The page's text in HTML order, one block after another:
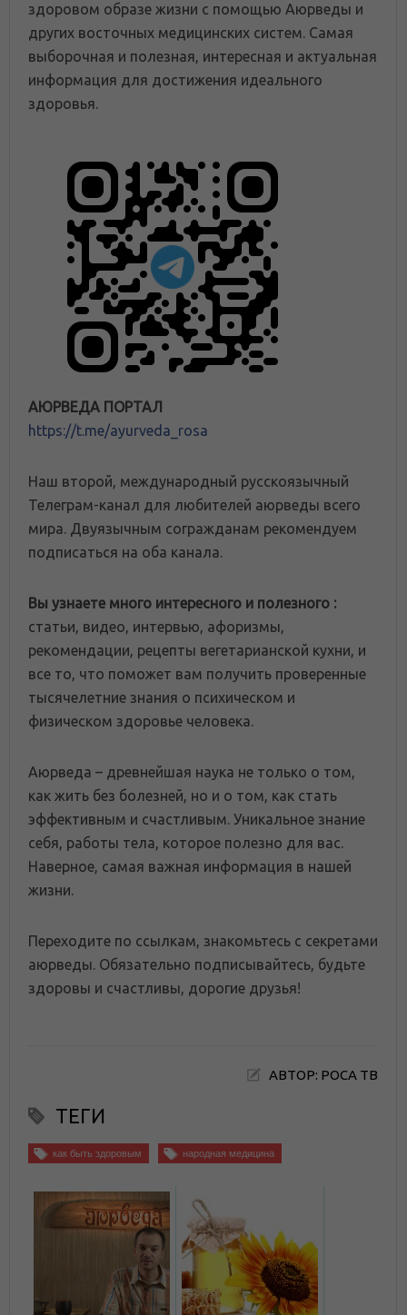
здоровом образе жизни с помощью Аюрведы и
других восточных медицинских систем. Самая
выборочная и полезная, интересная и актуальная
информация для достижения идеального
здоровья.
АЮРВЕДА ПОРТАЛ
https://t.me/ayurveda_rosa
Наш второй, международный русскоязычный
Телеграм-канал для любителей аюрведы всего
мира. Двуязычным согражданам рекомендуем
подписаться на оба канала.
Вы узнаете много интересного и полезного :
статьи, видео, интервью, афоризмы,
рекомендации, рецепты вегетарианской кухни, и
все то, что поможет вам получить проверенные
тысячелетние знания о психическом и
физическом здоровье человека.
Аюрведа – древнейшая наука не только о том,
как жить без болезней, но и о том, как стать
эффективным и счастливым. Уникальное знание
себя, работы тела, которое полезно для вас.
Наверное, самая важная информация в нашей
жизни.
Переходите по ссылкам, знакомьтесь с секретами
аюрведы. Обязательно подписывайтесь, будьте
здоровы и счастливы, дорогие друзья!
АВТОР: РОСА ТВ
ТЕГИ
как быть здоровым народная медицина